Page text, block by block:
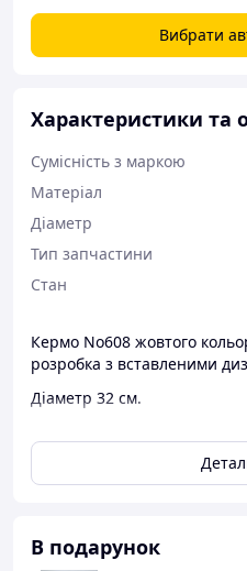
Вибрати
Характеристики та
Сумісність з маркою
Матеріал
Діаметр
Тип запчастини
Стан
Кермо No608 жовтого
розробка з вставленими
Діаметр 32 см.
чоловічій, так і жіночій
поєднання сучасного
В подарунок